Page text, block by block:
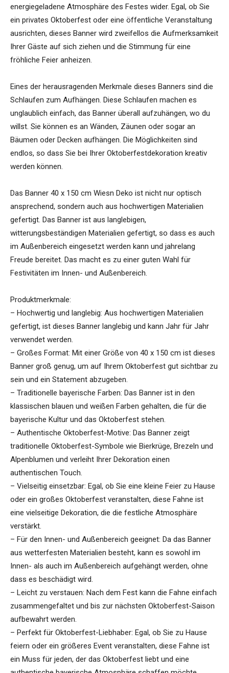
energiegeladene Atmosphäre des Festes wider. Egal, ob Sie
ein privates Oktoberfest oder eine öffentliche Veranstaltung
ausrichten, dieses Banner wird zweifellos die Aufmerksamkeit
Ihrer Gäste auf sich ziehen und die Stimmung für eine
fröhliche Feier anheizen.
Eines der herausragenden Merkmale dieses Banners sind die
Schlaufen zum Aufhängen. Diese Schlaufen machen es
unglaublich einfach, das Banner überall aufzuhängen, wo du
willst. Sie können es an Wänden, Zäunen oder sogar an
Bäumen oder Decken aufhängen. Die Möglichkeiten sind
endlos, so dass Sie bei Ihrer Oktoberfestdekoration kreativ
werden können.
Das Banner 40 x 150 cm Wiesn Deko ist nicht nur optisch
ansprechend, sondern auch aus hochwertigen Materialien
gefertigt. Das Banner ist aus langlebigen,
witterungsbeständigen Materialien gefertigt, so dass es auch
im Außenbereich eingesetzt werden kann und jahrelang
Freude bereitet. Das macht es zu einer guten Wahl für
Festivitäten im Innen- und Außenbereich.
Produktmerkmale:
– Hochwertig und langlebig: Aus hochwertigen Materialien
gefertigt, ist dieses Banner langlebig und kann Jahr für Jahr
verwendet werden.
– Großes Format: Mit einer Größe von 40 x 150 cm ist dieses
Banner groß genug, um auf Ihrem Oktoberfest gut sichtbar zu
sein und ein Statement abzugeben.
– Traditionelle bayerische Farben: Das Banner ist in den
klassischen blauen und weißen Farben gehalten, die für die
bayerische Kultur und das Oktoberfest stehen.
– Authentische Oktoberfest-Motive: Das Banner zeigt
traditionelle Oktoberfest-Symbole wie Bierkrüge, Brezeln und
Alpenblumen und verleiht Ihrer Dekoration einen
authentischen Touch.
– Vielseitig einsetzbar: Egal, ob Sie eine kleine Feier zu Hause
oder ein großes Oktoberfest veranstalten, diese Fahne ist
eine vielseitige Dekoration, die die festliche Atmosphäre
verstärkt.
– Für den Innen- und Außenbereich geeignet: Da das Banner
aus wetterfesten Materialien besteht, kann es sowohl im
Innen- als auch im Außenbereich aufgehängt werden, ohne
dass es beschädigt wird.
– Leicht zu verstauen: Nach dem Fest kann die Fahne einfach
zusammengefaltet und bis zur nächsten Oktoberfest-Saison
aufbewahrt werden.
– Perfekt für Oktoberfest-Liebhaber: Egal, ob Sie zu Hause
feiern oder ein größeres Event veranstalten, diese Fahne ist
ein Muss für jeden, der das Oktoberfest liebt und eine